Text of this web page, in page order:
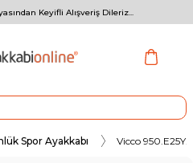
Keyifli Alışveriş Dileriz...
Spor Ayakkabı Vicco